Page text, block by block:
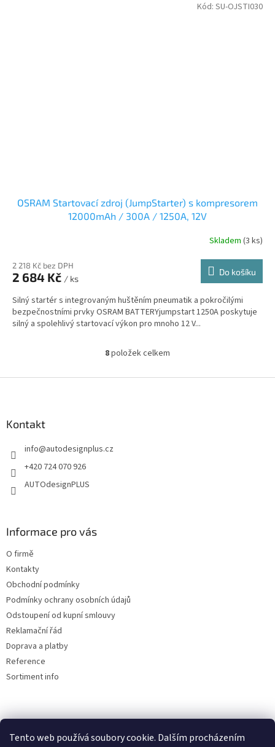
Tento web používá soubory cookie. Dalším procházením
OSRAM Startovací zdroj (JumpStarter) s kompresorem
12000mAh / 300A / 1250A, 12V
Skladem (3 ks)
2 218 Kč bez DPH
2 684 Kč / ks
Do košíku
Silný startér s integrovaným huštěním pneumatik a pokročilými
bezpečnostními prvky OSRAM BATTERYjumpstart 1250A poskytuje
silný a spolehlivý startovací výkon pro mnoho 12 V...
Kód: SU-OJSTI030
O
l
8položek celkem
Kontakt
info@autodesignplus.cz
+420 724 070 926
AUTOdesignPLUS
Informace pro vás
O firmě
Kontakty
Obchodní podmínky
Podmínky ochrany osobních údajů
Odstoupení od kupní smlouvy
Reklamační řád
Doprava a platby
Reference
Sortiment info